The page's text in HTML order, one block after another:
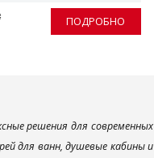
ПОДРОБНО
решения для современных
для ванн, душевые кабины и